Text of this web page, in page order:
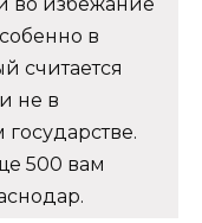
в
считается
не в
500 вам